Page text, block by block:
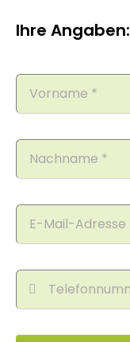
Ihre Angaben: